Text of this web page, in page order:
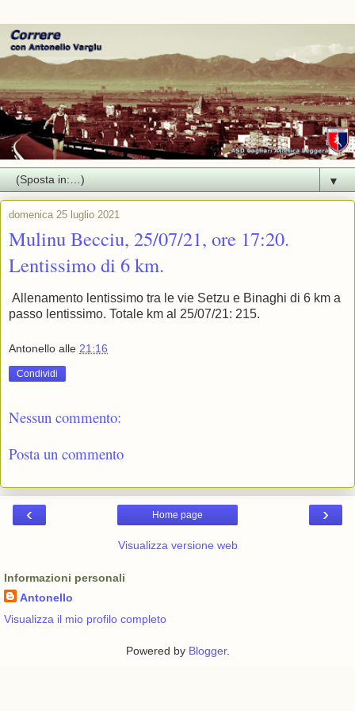
▼
domenica 25 luglio 2021
Mulinu Becciu, 25/07/21, ore 17:20.
Lentissimo di 6 km.
Allenamento lentissimo tra le vie Setzu e Binaghi di 6 km a
passo lentissimo. Totale km al 25/07/21: 215.
Antonello alle 21:16
Condividi
Nessun commento:
Posta un commento
‹ ›
Home page
Visualizza versione web
Informazioni personali
Antonello
Visualizza il mio profilo completo
Powered by Blogger.